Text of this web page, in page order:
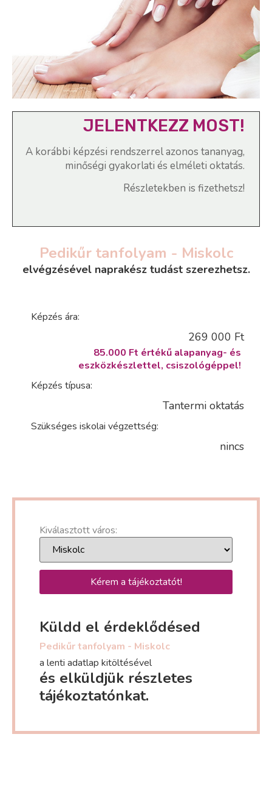
JELENTKEZZ MOST!
A korábbi képzési rendszerrel azonos tananyag,
minőségi gyakorlati és elméleti oktatás.
Részletekben is fizethetsz!
Pedikűr tanfolyam - Miskolc
elvégzésével naprakész tudást szerezhetsz.
Képzés ára:
269 000 Ft
85.000 Ft értékű alapanyag- és
eszközkészlettel, csiszológéppel!
Képzés típusa:
Tantermi oktatás
Szükséges iskolai végzettség:
nincs
Kiválasztott város:
Kérem a tájékoztatót!
Küldd el érdeklődésed
Pedikűr tanfolyam - Miskolc
a lenti adatlap kitöltésével
és elküldjük részletes
tájékoztatónkat.